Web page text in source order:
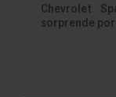
Chevrolet
sorprende